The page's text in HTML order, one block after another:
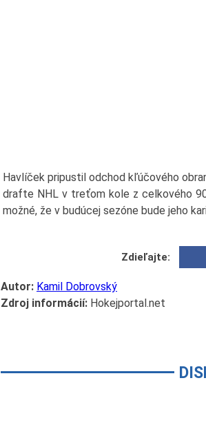
Havlíček pripustil odchod kľúčového
drafte NHL v treťom kole z celkového
možné, že v budúcej sezóne bude jeho
Zdieľajte:
Autor: Kamil Dobrovský
Zdroj informácií: Hokejportal.net